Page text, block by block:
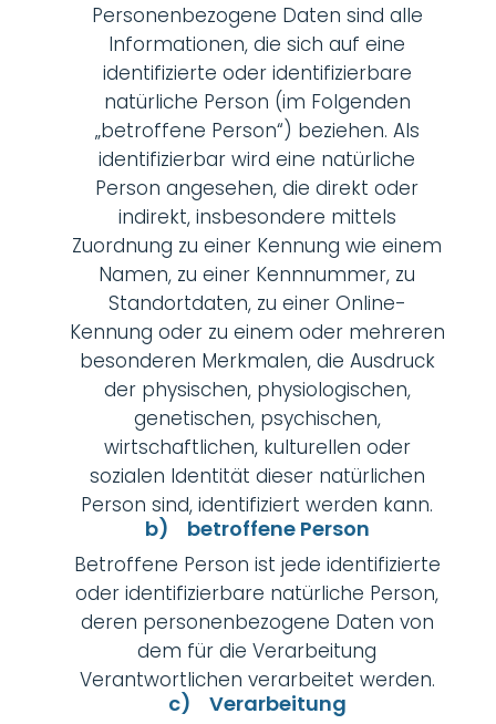
Personenbezogene Daten sind alle
Informationen, die sich auf eine
identifizierte oder identifizierbare
natürliche Person (im Folgenden
„betroffene Person“) beziehen. Als
identifizierbar wird eine natürliche
Person angesehen, die direkt oder
indirekt, insbesondere mittels
Zuordnung zu einer Kennung wie einem
Namen, zu einer Kennnummer, zu
Standortdaten, zu einer Online-
Kennung oder zu einem oder mehreren
besonderen Merkmalen, die Ausdruck
der physischen, physiologischen,
genetischen, psychischen,
wirtschaftlichen, kulturellen oder
sozialen Identität dieser natürlichen
Person sind, identifiziert werden kann.
b) betroffene Person
Betroffene Person ist jede identifizierte
oder identifizierbare natürliche Person,
deren personenbezogene Daten von
dem für die Verarbeitung
Verantwortlichen verarbeitet werden.
c) Verarbeitung